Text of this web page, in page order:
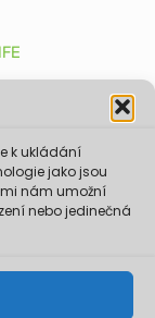
k ukládání
jako jsou
nám umožní
nebo jedinečná
CAP-CZ-LIFE
nástroje
těchto
partnerů
za